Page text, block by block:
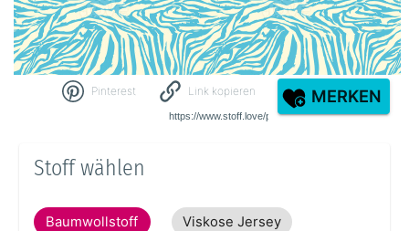
Pinterest Link kopieren MERKEN
Stoff wählen
Baumwollstoff Viskose Jersey